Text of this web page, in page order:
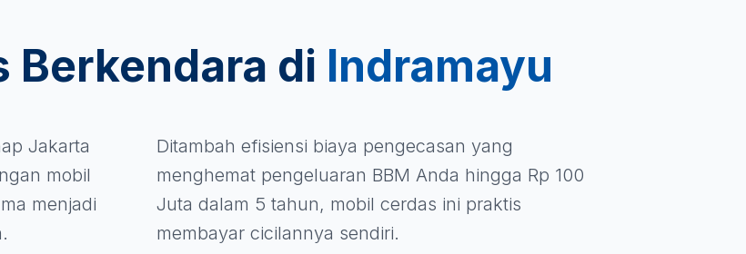
Berkendara di Indramayu
Jakarta
mobil
menjadi
Ditambah efisiensi biaya pengecasan yang
menghemat pengeluaran BBM Anda hingga Rp 100
Juta dalam 5 tahun, mobil cerdas ini praktis
membayar cicilannya sendiri.